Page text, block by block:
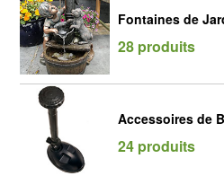
Fontaines de
28 produits
Accessoires de
24 produits